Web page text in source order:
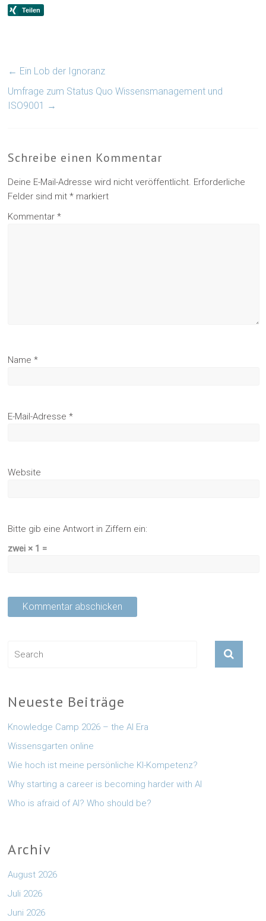
← Ein Lob der Ignoranz
Umfrage zum Status Quo Wissensmanagement und
ISO9001 →
Schreibe einen Kommentar
Deine E-Mail-Adresse wird nicht veröffentlicht. Erforderliche
Felder sind mit* markiert
Kommentar*
Name*
E-Mail-Adresse*
Website
Bitte gib eine Antwort in Ziffern ein:
zwei × 1 =
Neueste Beiträge
Knowledge Camp 2026 – the AI Era
Wissensgarten online
Wie hoch ist meine persönliche KI-Kompetenz?
Why starting a career is becoming harder with AI
Who is afraid of AI? Who should be?
Archiv
August 2026
Juli 2026
Juni 2026